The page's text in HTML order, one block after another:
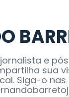
e
sua
Siga-o